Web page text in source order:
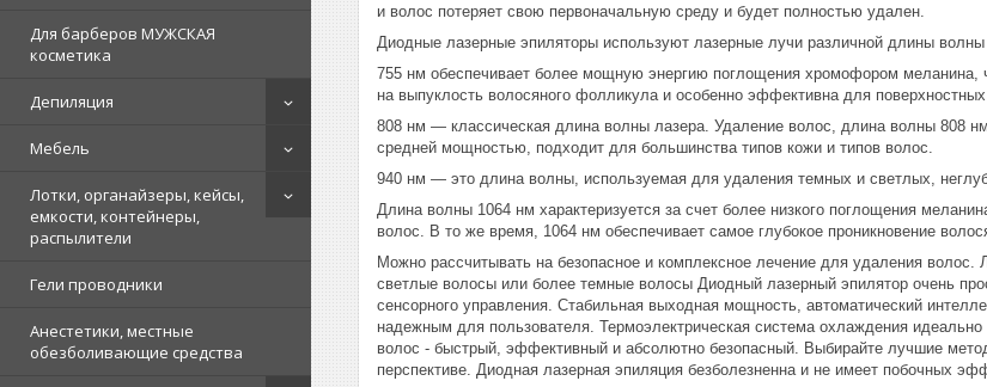
Для барберов МУЖСКАЯ
косметика
Депиляция
Мебель
Лотки, органайзеры, кейсы,
емкости, контейнеры,
распылители
Гели проводники
Анестетики, местные
обезболивающие средства
и волос потеряет свою первоначальную среду и будет полностью удален.
Диодные лазерные эпиляторы используют лазерные лучи различной длины
755 нм обеспечивает более мощную энергию поглощения хромофором
на выпуклость волосяного фолликула и особенно эффективна для
808 нм — классическая длина волны лазера. Удаление волос, длина волны 808
средней мощностью, подходит для большинства типов кожи и типов волос.
940 нм — это длина волны, используемая для удаления темных и светлых,
Длина волны 1064 нм характеризуется за счет более низкого поглощения
волос. В то же время, 1064 нм обеспечивает самое глубокое проникновение
Можно рассчитывать на безопасное и комплексное лечение для удаления волос.
светлые волосы или более темные волосы Диодный лазерный эпилятор очень
сенсорного управления. Стабильная выходная мощность, автоматический
надежным для пользователя. Термоэлектрическая система охлаждения
волос - быстрый, эффективный и абсолютно безопасный. Выбирайте лучшие
перспективе. Диодная лазерная эпиляция безболезненна и не имеет побочных